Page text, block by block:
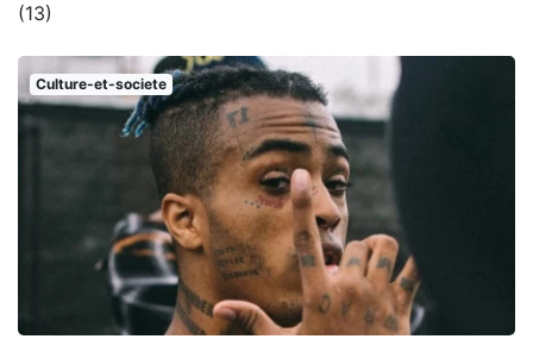
(13)
Culture-et-societe